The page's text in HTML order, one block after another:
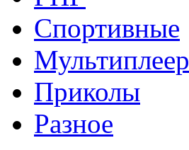
Спортивные
Мультиплеер
Приколы
Разное